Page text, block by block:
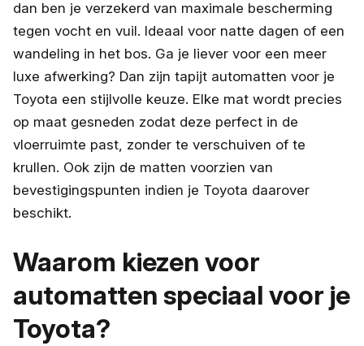
dan ben je verzekerd van maximale bescherming
tegen vocht en vuil. Ideaal voor natte dagen of een
wandeling in het bos. Ga je liever voor een meer
luxe afwerking? Dan zijn tapijt automatten voor je
Toyota een stijlvolle keuze. Elke mat wordt precies
op maat gesneden zodat deze perfect in de
vloerruimte past, zonder te verschuiven of te
krullen. Ook zijn de matten voorzien van
bevestigingspunten indien je Toyota daarover
beschikt.
Waarom kiezen voor
automatten speciaal voor je
Toyota?